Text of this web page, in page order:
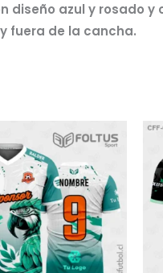
diseño azul y rosado
fuera de la cancha.